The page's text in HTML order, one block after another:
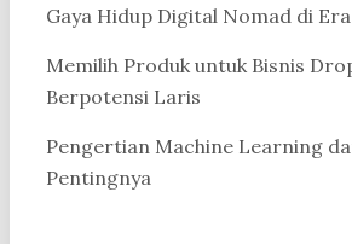
Gaya Hidup Digital Nomad di
Memilih Produk untuk Bisnis
Berpotensi Laris
Pengertian Machine Learning
Pentingnya